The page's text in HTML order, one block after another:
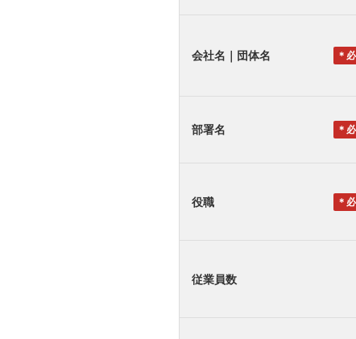
会社名｜団体名 ＊
部署名 ＊
役職 ＊
従業員数